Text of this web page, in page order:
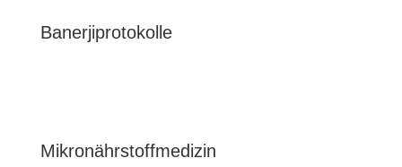
Banerjiprotokolle
Mikronährstoffmedizin